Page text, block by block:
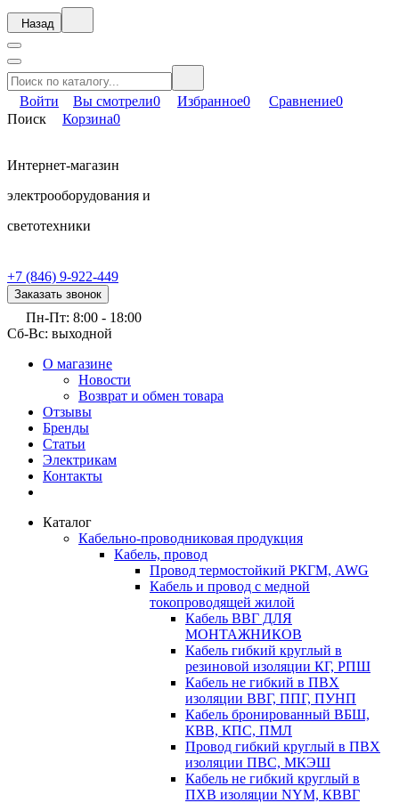
Назад
Войти Вы смотрели0 Избранное0 Сравнение0
Поиск
Корзина0
Интернет-магазин
электрооборудования и
светотехники
+7 (846) 9-922-449
Заказать звонок
Пн-Пт: 8:00 - 18:00
Сб-Вс: выходной
О магазине
Новости
Возврат и обмен товара
Отзывы
Бренды
Статьи
Электрикам
Контакты
Каталог
Кабельно-проводниковая продукция
Кабель, провод
Провод термостойкий РКГМ, AWG
Кабель и провод с медной
токопроводящей жилой
Кабель ВВГ ДЛЯ
МОНТАЖНИКОВ
Кабель гибкий круглый в
резиновой изоляции КГ, РПШ
Кабель не гибкий в ПВХ
изоляции ВВГ, ППГ, ПУНП
Кабель бронированный ВБШ,
КВВ, КПС, ПМЛ
Провод гибкий круглый в ПВХ
изоляции ПВС, МКЭШ
Кабель не гибкий круглый в
ПХВ изоляции NYM, КВВГ